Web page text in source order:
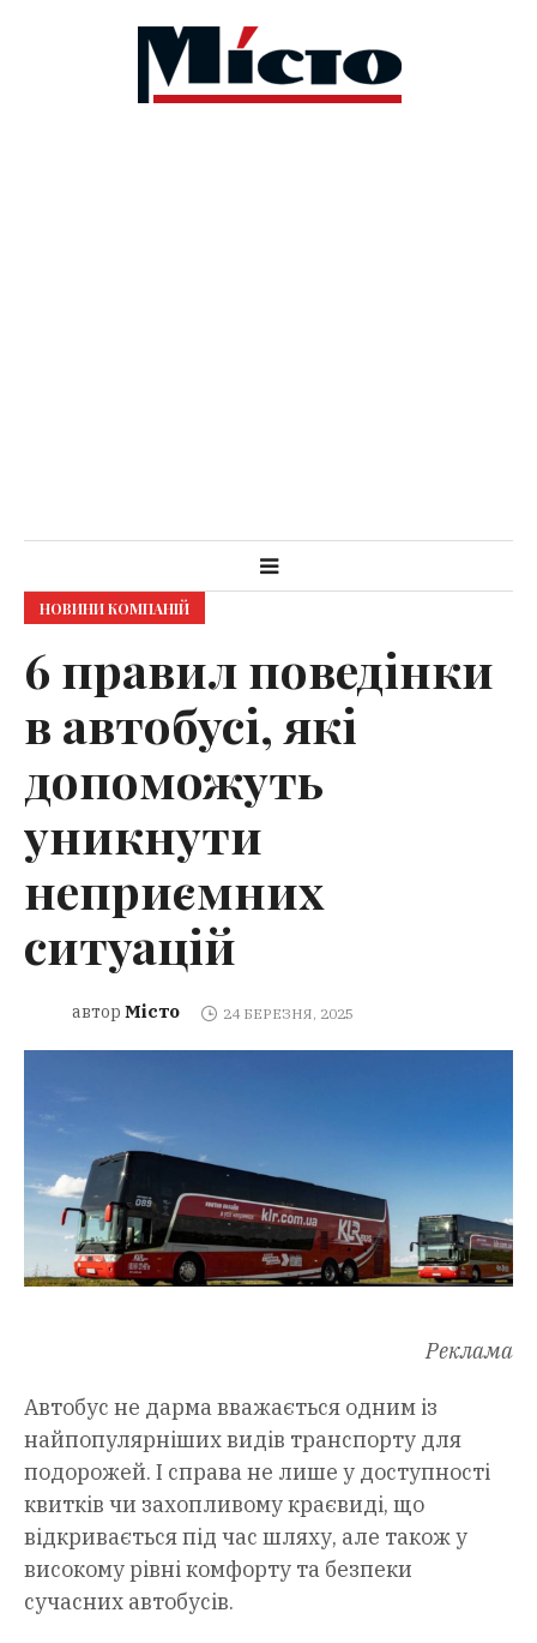
НОВИНИ КОМПАНІЙ
6 правил поведінки
в автобусі, які
допоможуть
уникнути
неприємних
ситуацій
автор Місто 24 БЕРЕЗНЯ, 2025
Реклама
Автобус не дарма вважається одним із
найпопулярніших видів транспорту для
подорожей. І справа не лише у доступності
квитків чи захопливому краєвиді, що
відкривається під час шляху, але також у
високому рівні комфорту та безпеки
сучасних автобусів.